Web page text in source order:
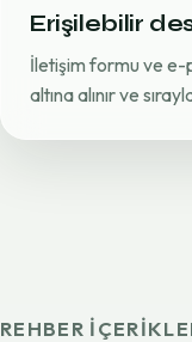
Erişilebilir
İletişim formu ve e-
altına alınır ve
REHBER